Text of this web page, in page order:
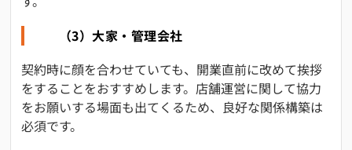
（3）大家・管理会社
契約時に顔を合わせていても、開業直前に改めて挨拶
をすることをおすすめします。店舗運営に関して協力
をお願いする場面も出てくるため、良好な関係構築は
必須です。